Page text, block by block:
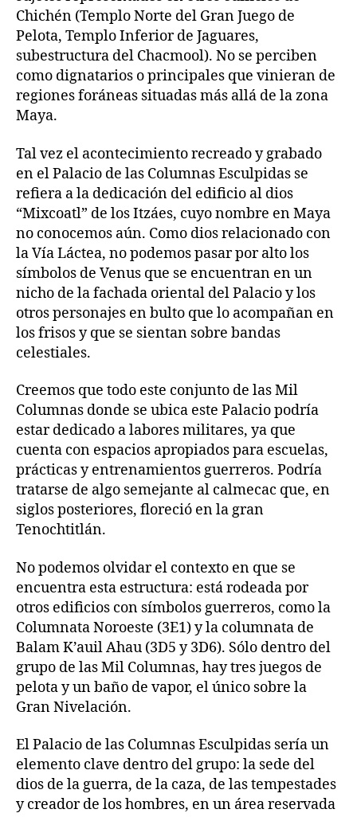
Chichén (Templo Norte del Gran Juego de
Pelota, Templo Inferior de Jaguares,
subestructura del Chacmool). No se perciben
como dignatarios o principales que vinieran de
regiones foráneas situadas más allá de la zona
Maya.
Tal vez el acontecimiento recreado y grabado
en el Palacio de las Columnas Esculpidas se
refiera a la dedicación del edificio al dios
“Mixcoatl” de los Itzáes, cuyo nombre en Maya
no conocemos aún. Como dios relacionado con
la Vía Láctea, no podemos pasar por alto los
símbolos de Venus que se encuentran en un
nicho de la fachada oriental del Palacio y los
otros personajes en bulto que lo acompañan en
los frisos y que se sientan sobre bandas
celestiales.
Creemos que todo este conjunto de las Mil
Columnas donde se ubica este Palacio podría
estar dedicado a labores militares, ya que
cuenta con espacios apropiados para escuelas,
prácticas y entrenamientos guerreros. Podría
tratarse de algo semejante al calmecac que, en
siglos posteriores, floreció en la gran
Tenochtitlán.
No podemos olvidar el contexto en que se
encuentra esta estructura: está rodeada por
otros edificios con símbolos guerreros, como la
Columnata Noroeste (3E1) y la columnata de
Balam K’auil Ahau (3D5 y 3D6). Sólo dentro del
grupo de las Mil Columnas, hay tres juegos de
pelota y un baño de vapor, el único sobre la
Gran Nivelación.
El Palacio de las Columnas Esculpidas sería un
elemento clave dentro del grupo: la sede del
dios de la guerra, de la caza, de las tempestades
y creador de los hombres, en un área reservada